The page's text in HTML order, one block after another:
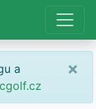
a
×